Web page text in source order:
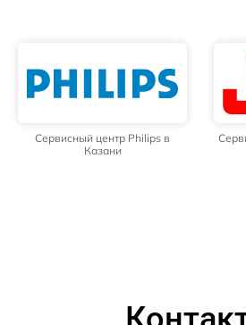
Сервисный центр Philips в
Казани